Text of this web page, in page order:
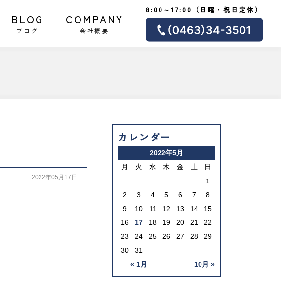
BLOG
ブログ
COMPANY
会社概要
8:00～17:00（日曜・祝日定休）
2022年05月17日
カレンダー
2022年5月
月
火 水 木 金 土 日
« 1月 10月 »
1
2
3 4 5 6 7
8
9
10 11 12 13 14
15
16
17 18 19 20 21
22
23
24 25 26 27 28
29
30
31